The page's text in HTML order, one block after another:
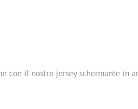
il nostro jersey schermante in